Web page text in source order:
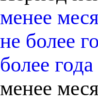
менее
не более
более года
менее